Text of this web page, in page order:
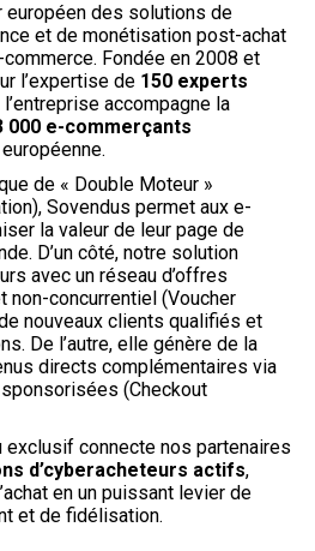
européen des solutions de
et de monétisation post-achat
Fondée en 2008 et
l’expertise de 150 experts
l’entreprise accompagne la
000 e-commerçants
de « Double Moteur »
Sovendus permet aux e-
la valeur de leur page de
D’un côté, notre solution
avec un réseau d’offres
non-concurrentiel (Voucher
nouveaux clients qualifiés et
De l’autre, elle génère de la
directs complémentaires via
(Checkout
exclusif connecte nos partenaires
d’cyberacheteurs actifs,
en un puissant levier de
et de fidélisation.